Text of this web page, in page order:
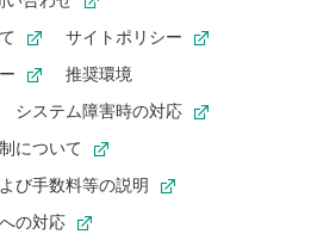
サイトポリシー
推奨環境
システム障害時の対応
について
び手数料等の説明
の対応